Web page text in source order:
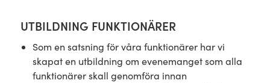
UTBILDNING FUNKTIONÄRER
Som en satsning för våra funktionärer har vi
skapat en utbildning om evenemanget som alla
funktionärer skall genomföra innan